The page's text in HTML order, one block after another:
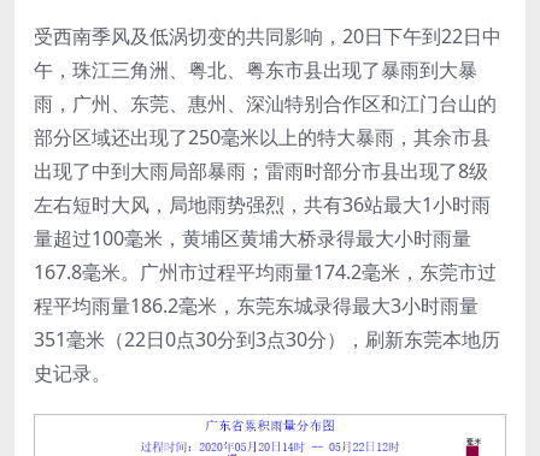
受西南季风及低涡切变的共同影响，20日下午到22日中
午，珠江三角洲、粤北、粤东市县出现了暴雨到大暴
雨，广州、东莞、惠州、深汕特别合作区和江门台山的
部分区域还出现了250毫米以上的特大暴雨，其余市县
出现了中到大雨局部暴雨；雷雨时部分市县出现了8级
左右短时大风，局地雨势强烈，共有36站最大1小时雨
量超过100毫米，黄埔区黄埔大桥录得最大小时雨量
167.8毫米。广州市过程平均雨量174.2毫米，东莞市过
程平均雨量186.2毫米，东莞东城录得最大3小时雨量
351毫米（22日0点30分到3点30分），刷新东莞本地历
史记录。